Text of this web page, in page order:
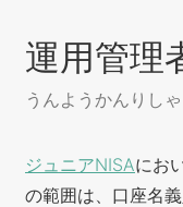
運用管理
うんようかんりしゃ
ジュニアNISAにお
の範囲は、口座名